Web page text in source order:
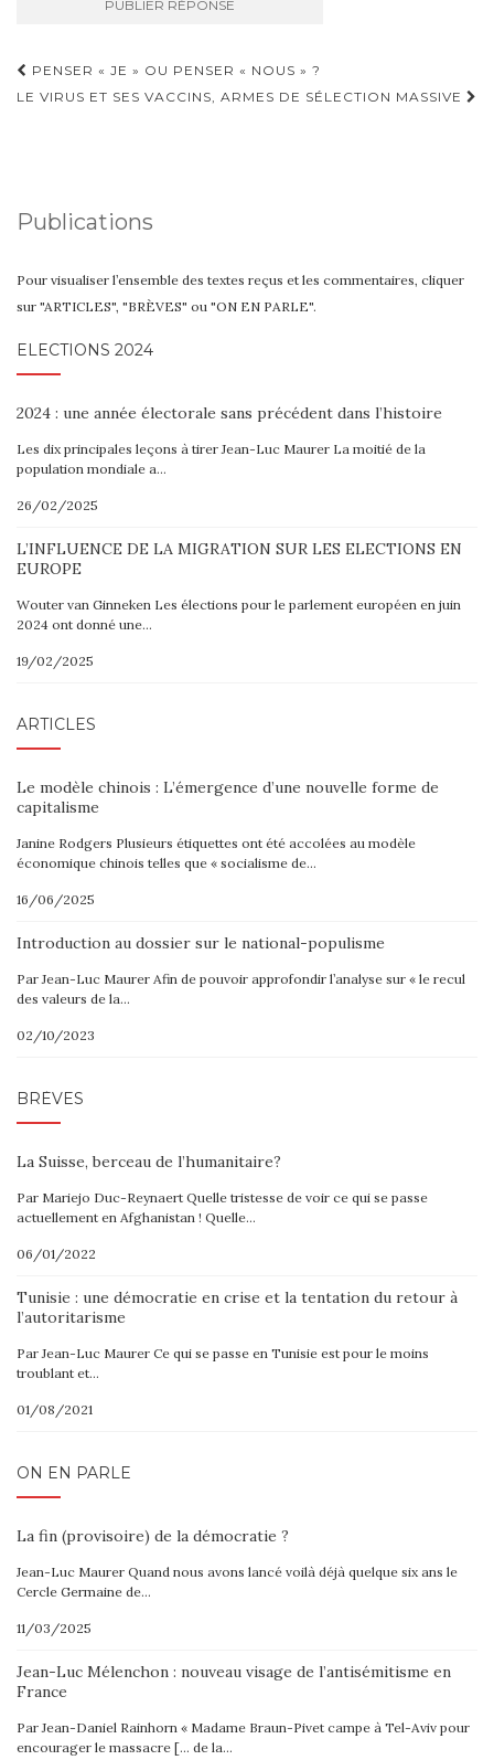
Navigation
d'article
PENSER « JE » OU PENSER « NOUS » ?
LE VIRUS ET SES VACCINS, ARMES DE SÉLECTION MASSIVE
Publications
Pour visualiser l’ensemble des textes reçus et les commentaires, cliquer
sur "ARTICLES", "BRÈVES" ou "ON EN PARLE".
ELECTIONS 2024
2024 : une année électorale sans précédent dans l’histoire
Les dix principales leçons à tirer Jean-Luc Maurer La moitié de la
population mondiale a…
26/02/2025
L’INFLUENCE DE LA MIGRATION SUR LES ELECTIONS EN
EUROPE
Wouter van Ginneken Les élections pour le parlement européen en juin
2024 ont donné une…
19/02/2025
ARTICLES
Le modèle chinois : L’émergence d’une nouvelle forme de
capitalisme
Janine Rodgers Plusieurs étiquettes ont été accolées au modèle
économique chinois telles que « socialisme de…
16/06/2025
Introduction au dossier sur le national-populisme
Par Jean-Luc Maurer Afin de pouvoir approfondir l’analyse sur « le recul
des valeurs de la…
02/10/2023
BRÈVES
La Suisse, berceau de l’humanitaire?
Par Mariejo Duc-Reynaert Quelle tristesse de voir ce qui se passe
actuellement en Afghanistan ! Quelle…
06/01/2022
Tunisie : une démocratie en crise et la tentation du retour à
l’autoritarisme
Par Jean-Luc Maurer Ce qui se passe en Tunisie est pour le moins
troublant et…
01/08/2021
ON EN PARLE
La fin (provisoire) de la démocratie ?
Jean-Luc Maurer Quand nous avons lancé voilà déjà quelque six ans le
Cercle Germaine de…
11/03/2025
Jean-Luc Mélenchon : nouveau visage de l’antisémitisme en
France
Par Jean-Daniel Rainhorn « Madame Braun-Pivet campe à Tel-Aviv pour
encourager le massacre [… de la…